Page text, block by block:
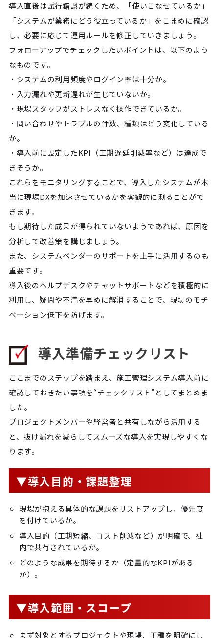
導入直後は試行錯誤が続くため、「使いこなせているか」
「システムが業務にどう役立っているか」をこまめに確認
し、必要に応じて運用ルールを修正していきましょう。
フォローアップでチェックしたいポイントは、以下のよう
なものです。
・システムの利用頻度やログイン率は十分か。
・入力漏れや更新遅れが生じていないか。
・現場スタッフがストレスなく操作できているか。
・問い合わせやトラブルの件数、種類はどう変化している
か。
・導入前に設定したKPI（工期遅延削減率など）は達成で
きそうか。
これらをモニタリングすることで、導入したシステムが本
当に現場DXを加速させているかを客観的に測ることがで
きます。
もし期待した成果が得られていないようであれば、原因を
分析して改善策を講じましょう。
また、システムベンダーのサポートを上手に活用するのも
重要です。
導入後のヘルプデスクやチャットサポートなどを積極的に
利用し、疑問や不満を早めに解消することで、現場のモチ
ベーション低下を防げます。
導入準備チェックリスト
ここまでのステップを踏まえ、施工管理システム導入前に
確認しておきたい事項を“チェックリスト”としてまとめま
した。
プロジェクトメンバーや経営者と共有しながら活用する
と、抜け漏れを減らしてスムーズな導入を実現しやすくな
ります。
▼導入目的・課題整理
現場が抱える具体的な課題をリストアップし、優先度
を付けているか。
導入目的（工期短縮、コスト削減など）が明確で、社
内で共有されているか。
どのような成果を期待するか（定量的なKPIがある
か）。
▼導入範囲・スコープ
まず対象とするプロジェクトや現場、工種を明確にし